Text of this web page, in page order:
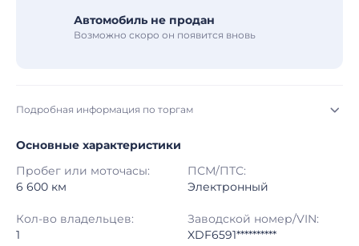
Автомобиль не продан
Возможно скоро он появится вновь
Подробная информация по торгам
Начало торгов: 17.09.2025, 10:22 МСК
Конец торгов: 23.09.2025, 14:41 МСК
Тип аукциона: Открытые торги
Основные характеристики
Пробег или моточасы:
6 600 км
ПСМ/ПТС:
Электронный
Кол-во владельцев:
1
Заводской номер/VIN:
XDF6591**********